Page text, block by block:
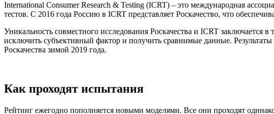
International Consumer Research & Testing (ICRT) – это международная
тестов. С 2016 года Россию в ICRT представляет Роскачество, что
Уникальность совместного исследования Роскачества и ICRT
исключить субъективный фактор и получить сравнимые данные.
Роскачества зимой 2019 года.
Как проходят испытания
Рейтинг ежегодно пополняется новыми моделями. Все они проходят